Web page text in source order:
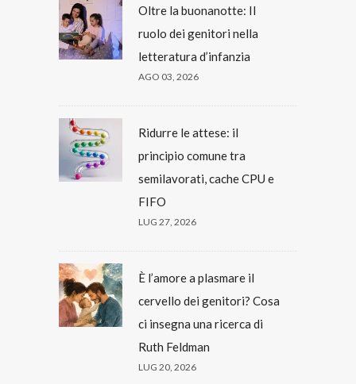
Oltre la buonanotte: Il
ruolo dei genitori nella
letteratura d’infanzia
AGO 03, 2026
Ridurre le attese: il
principio comune tra
semilavorati, cache CPU e
FIFO
LUG 27, 2026
È l’amore a plasmare il
cervello dei genitori? Cosa
ci insegna una ricerca di
Ruth Feldman
LUG 20, 2026